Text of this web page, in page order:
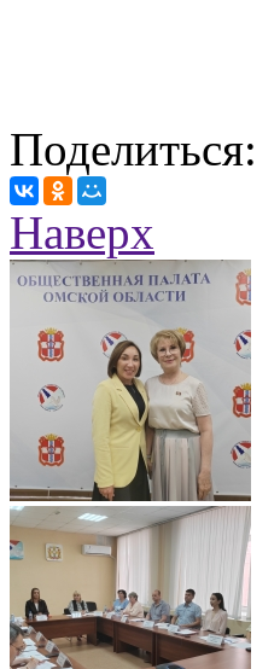
Поделиться:
Наверх